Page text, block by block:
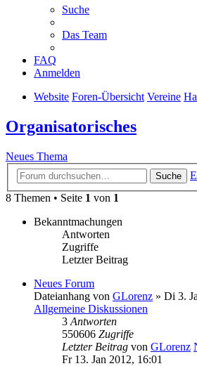
Suche
Das Team
FAQ
Anmelden
Website Foren-Übersicht Vereine
Organisatorisches
Neues Thema
Suche
8 Themen • Seite 1 von 1
Bekanntmachungen
Antworten
Zugriffe
Letzter Beitrag
Neues Forum
Dateianhang von GLorenz » Di 3.
Allgemeine Diskussionen
3 Antworten
550606 Zugriffe
Letzter Beitrag von GLorenz
Fr 13. Jan 2012, 16:01